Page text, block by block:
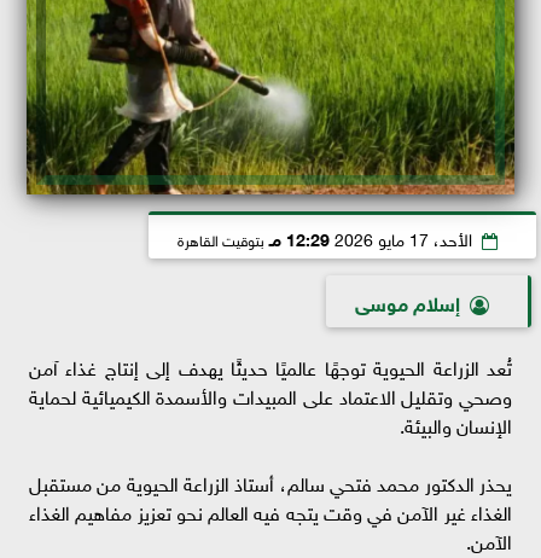
الأحد، 17 مايو 2026 12:29 مـ بتوقيت القاهرة
إسلام موسى
تُعد الزراعة الحيوية توجهًا عالميًا حديثًا يهدف إلى إنتاج غذاء آمن
وصحي وتقليل الاعتماد على المبيدات والأسمدة الكيميائية لحماية
الإنسان والبيئة.
يحذر الدكتور محمد فتحي سالم، أستاذ الزراعة الحيوية من مستقبل
الغذاء غير الآمن في وقت يتجه فيه العالم نحو تعزيز مفاهيم الغذاء
الآمن.